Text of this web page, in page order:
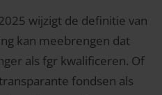
wijzigt de definitie van
kan meebrengen dat
als fgr kwalificeren. Of
fondsen als